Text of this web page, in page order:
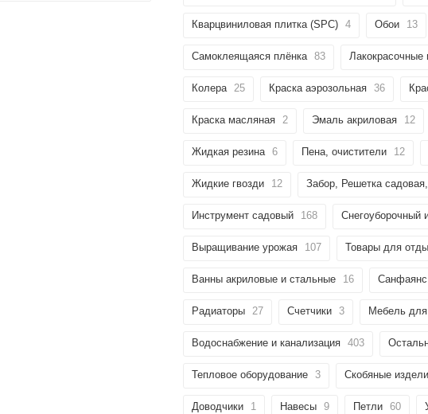
Кварцвиниловая плитка (SPC) 4 Обои 13
Самоклеящаяся плёнка 83 Лакокрасочные
Колера 25 Краска аэрозольная 36
Краска масляная 2 Эмаль акриловая 12
Жидкая резина 6 Пена, очистители 12
Жидкие гвозди 12 Забор, Решетка
Инструмент садовый 168 Снегоуборочный
Выращивание урожая 107 Товары для
Ванны акриловые и стальные 16 Санфаянс
Радиаторы 27 Счетчики 3 Мебель
Водоснабжение и канализация 403
Тепловое оборудование 3 Скобяные
Доводчики 1 Навесы 9 Петли 60
об оплате Плайтом
раз в 2 недели
Остались вопросы?
8 800 302-02-51